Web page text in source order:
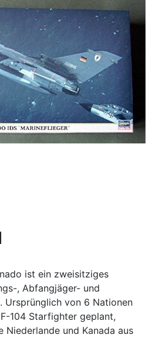
ist ein zweisitziges
, Abfangjäger- und
Ursprünglich von 6 Nationen
104 Starfighter geplant,
Niederlande und Kanada aus